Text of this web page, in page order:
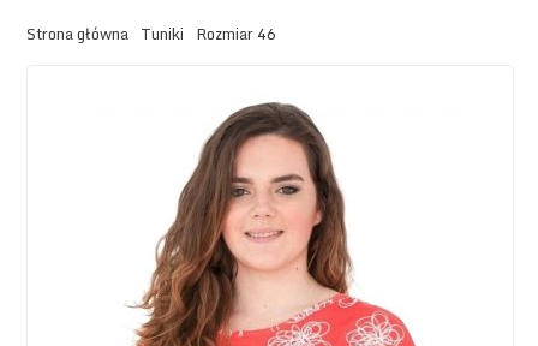
Strona główna Tuniki Rozmiar 46